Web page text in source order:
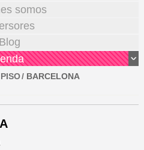
somos
Blog
/ BARCELONA